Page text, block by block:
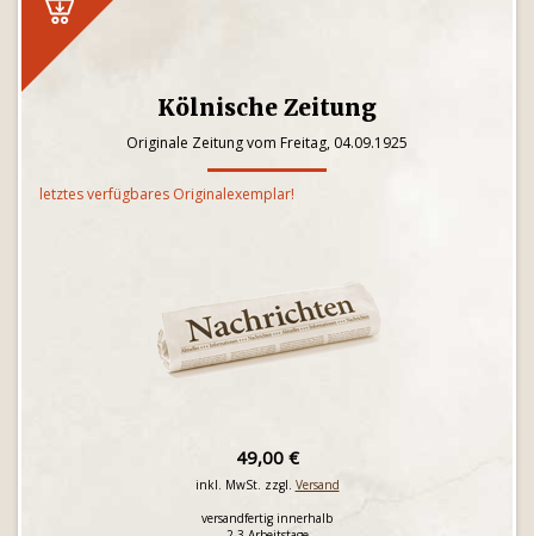
Kölnische Zeitung
Originale Zeitung vom Freitag, 04.09.1925
letztes verfügbares Originalexemplar!
49,00 €
inkl. MwSt. zzgl. Versand
versandfertig innerhalb